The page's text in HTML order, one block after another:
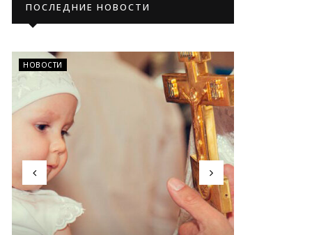
ПОСЛЕДНИЕ НОВОСТИ
НОВОСТИ